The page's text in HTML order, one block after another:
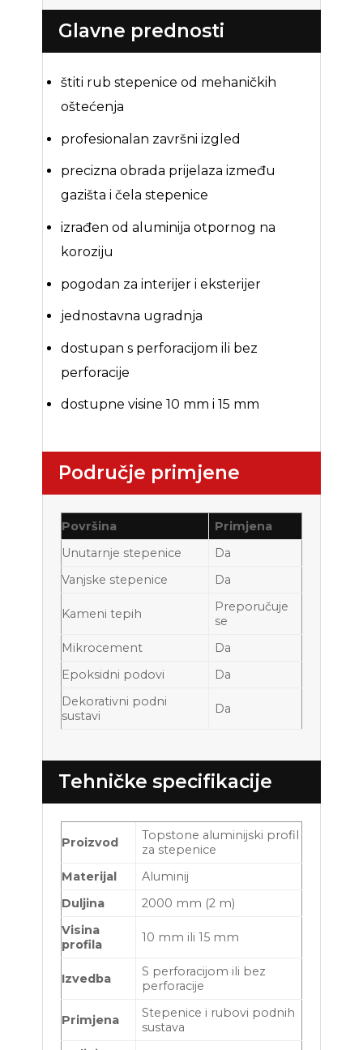
Glavne prednosti
štiti rub stepenice od mehaničkih
oštećenja
profesionalan završni izgled
precizna obrada prijelaza između
gazišta i čela stepenice
izrađen od aluminija otpornog na
koroziju
pogodan za interijer i eksterijer
jednostavna ugradnja
dostupan s perforacijom ili bez
perforacije
dostupne visine 10 mm i 15 mm
Područje primjene
Površina
Primjena
Unutarnje stepenice
Da
Vanjske stepenice
Da
Kameni tepih
Preporučuje
se
Mikrocement
Da
Epoksidni podovi
Da
Dekorativni podni
sustavi
Da
Tehničke specifikacije
Proizvod
Topstone aluminijski profil
za stepenice
Materijal
Aluminij
Duljina
2000 mm (2 m)
Visina
profila
10 mm ili 15 mm
Izvedba
S perforacijom ili bez
perforacije
Primjena
Stepenice i rubovi podnih
sustava